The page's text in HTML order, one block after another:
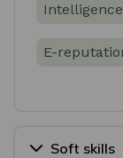
E-
Soft skills